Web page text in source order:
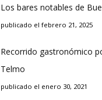
Los bares notables de
publicado el febrero 21, 2025
Recorrido gastronómico
Telmo
publicado el enero 30, 2021